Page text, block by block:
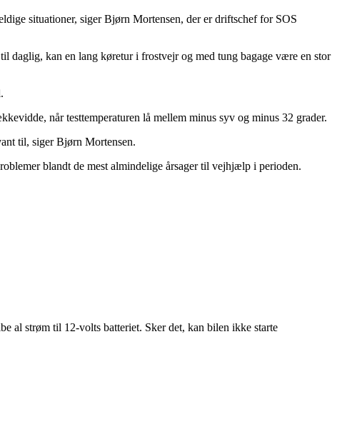
situationer, siger Bjørn Mortensen, der er driftschef for SOS
daglig, kan en lang køretur i frostvejr og med tung bagage være en stor
når testtemperaturen lå mellem minus syv og minus 32 grader.
til, siger Bjørn Mortensen.
blandt de mest almindelige årsager til vejhjælp i perioden.
al strøm til 12-volts batteriet. Sker det, kan bilen ikke starte